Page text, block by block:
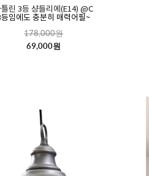
틀린 3등 샹들리에(E14) @C
임에도 충분히 매력어필~
178,000원
69,000원